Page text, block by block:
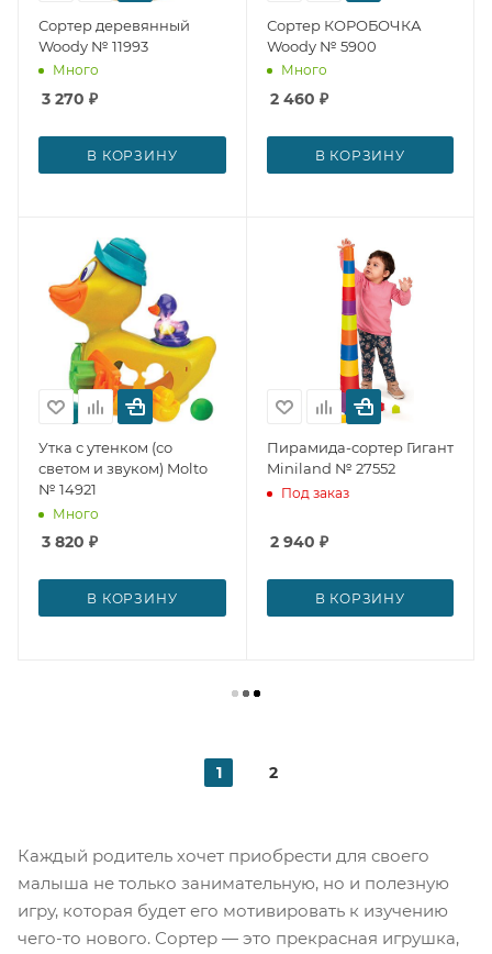
Сортер деревянный
Woody № 11993
Много
3 270 ₽
В КОРЗИНУ
Сортер КОРОБОЧКА
Woody № 5900
Много
2 460 ₽
В КОРЗИНУ
Утка с утенком (со
светом и звуком) Molto
№ 14921
Много
3 820 ₽
В КОРЗИНУ
Пирамида-сортер Гигант
Miniland № 27552
Под заказ
2 940 ₽
В КОРЗИНУ
1 2
Каждый родитель хочет приобрести для своего
малыша не только занимательную, но и полезную
игру, которая будет его мотивировать к изучению
чего-то нового. Сортер — это прекрасная игрушка,